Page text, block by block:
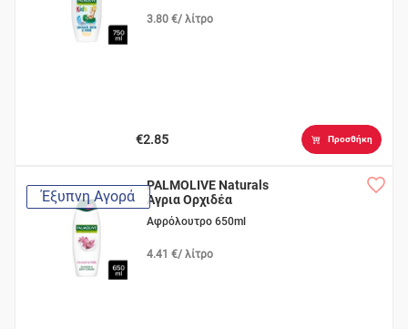
3.80 €/ λίτρο
€2.85 Προσθήκη
Έξυπνη Αγορά
PALMOLIVE Naturals
Άγρια Ορχιδέα
Αφρόλουτρο 650ml
4.41 €/ λίτρο